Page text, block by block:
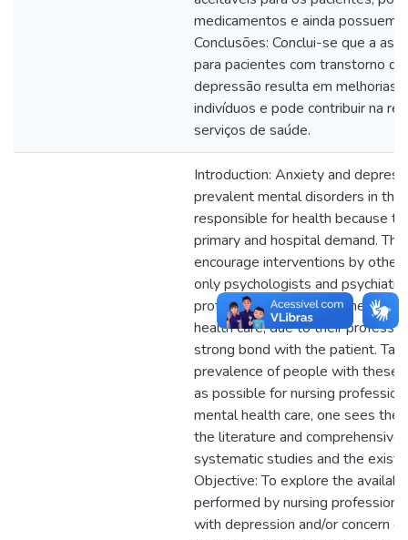
medicamentos e ainda possuem
Conclusões: Conclui-se que a
para pacientes com transtorno
depressão resulta em melhorias
indivíduos e pode contribuir na
serviços de saúde.
Introduction: Anxiety and
prevalent mental disorders in the
responsible for health because
primary and hospital demand.
encourage interventions by
only psychologists and
professionals are recommended
health care, due to their
strong bond with the patient.
prevalence of people with these
as possible for nursing
mental health care, one sees the
the literature and
systematic studies and the
Objective: To explore the
performed by nursing
with depression and/or concern